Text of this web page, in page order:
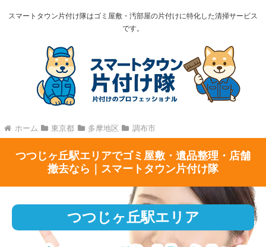
スマートタウン片付け隊はゴミ屋敷・汚部屋の片付けに特化した清掃サービス
です。
ホーム 東京都 多摩地区 調布市
つつじヶ丘駅エリアでゴミ屋敷・遺品整理・店舗
撤去なら｜スマートタウン片付け隊
つつじヶ丘駅エリア